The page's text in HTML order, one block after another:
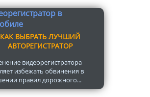
КАК ВЫБРАТЬ ЛУЧШИЙ
АВТОРЕГИСТРАТОР
видеорегистратора
избежать обвинения в
правил дорожного...